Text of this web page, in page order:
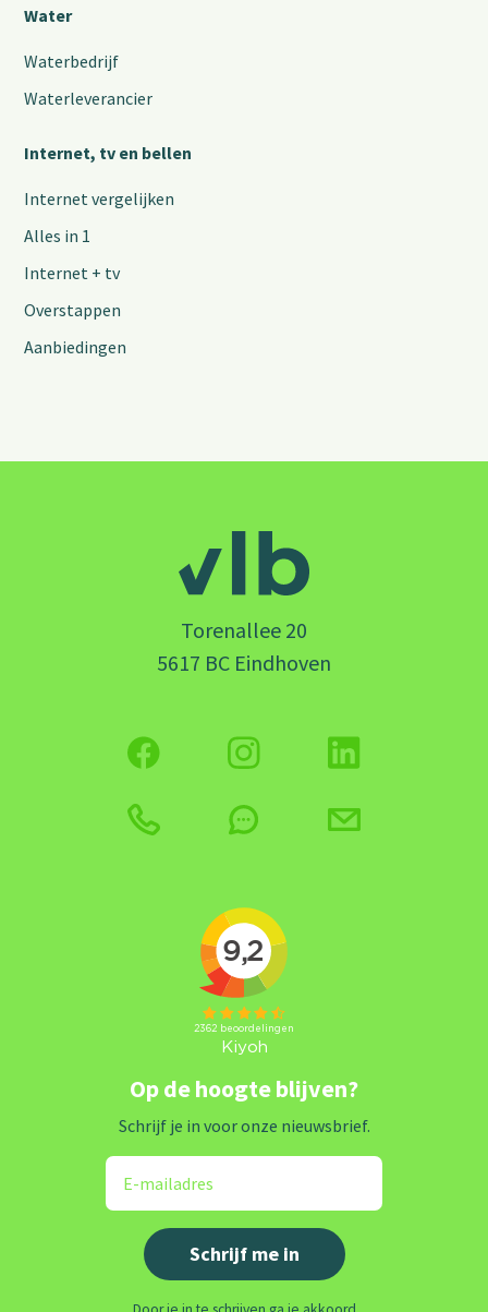
Water
Waterbedrijf
Waterleverancier
Internet, tv en bellen
Internet vergelijken
Alles in 1
Internet + tv
Overstappen
Aanbiedingen
Torenallee 20
5617 BC Eindhoven
Op de hoogte blijven?
Schrijf je in voor onze nieuwsbrief.